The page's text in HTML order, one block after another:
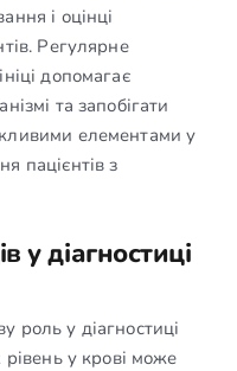
і оцінці
Регулярне
допомагає
та запобігати
елементами у
пацієнтів з
у діагностиці
роль у діагностиці
рівень у крові може